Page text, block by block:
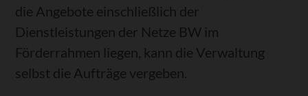
die Angebote einschließlich der
Dienstleistungen der Netze BW im
Förderrahmen liegen, kann die Verwaltung
selbst die Aufträge vergeben.